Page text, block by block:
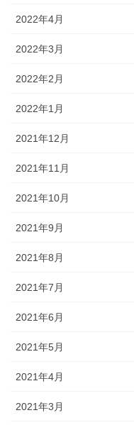
2022年4月
2022年3月
2022年2月
2022年1月
2021年12月
2021年11月
2021年10月
2021年9月
2021年8月
2021年7月
2021年6月
2021年5月
2021年4月
2021年3月